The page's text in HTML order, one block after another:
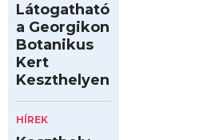
Látogatható
a Georgikon
Botanikus
Kert
Keszthelyen
HÍREK